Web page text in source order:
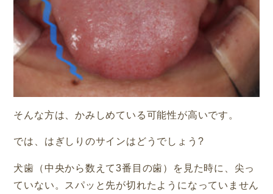
そんな方は、かみしめている可能性が高いです。
では、はぎしりのサインはどうでしょう ?
犬歯（中央から数えて3番目の歯）を見た時に、尖っ
ていない。スパッと先が切れたようになっていません